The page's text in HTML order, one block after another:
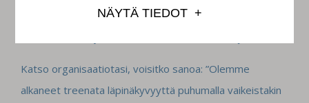
NÄYTÄ TIEDOT
pelkää ottaa riskejä, he ovat luovempia, koska he
Katso organisaatiotasi, voisitko sanoa: ”Olemme
alkaneet treenata läpinäkyvyyttä puhumalla vaikeistakin